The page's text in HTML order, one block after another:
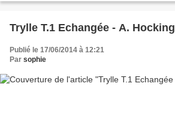
Trylle T.1 Echangée - A. Hocking
Publié le 17/06/2014 à 12:21
Par sophie